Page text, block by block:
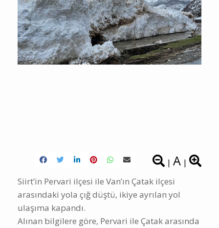
| A |
Siirt’in Pervari ilçesi ile Van’ın Çatak ilçesi
arasındaki yola çığ düştü, ikiye ayrılan yol
ulaşıma kapandı.
Alınan bilgilere göre, Pervari ile Çatak arasında